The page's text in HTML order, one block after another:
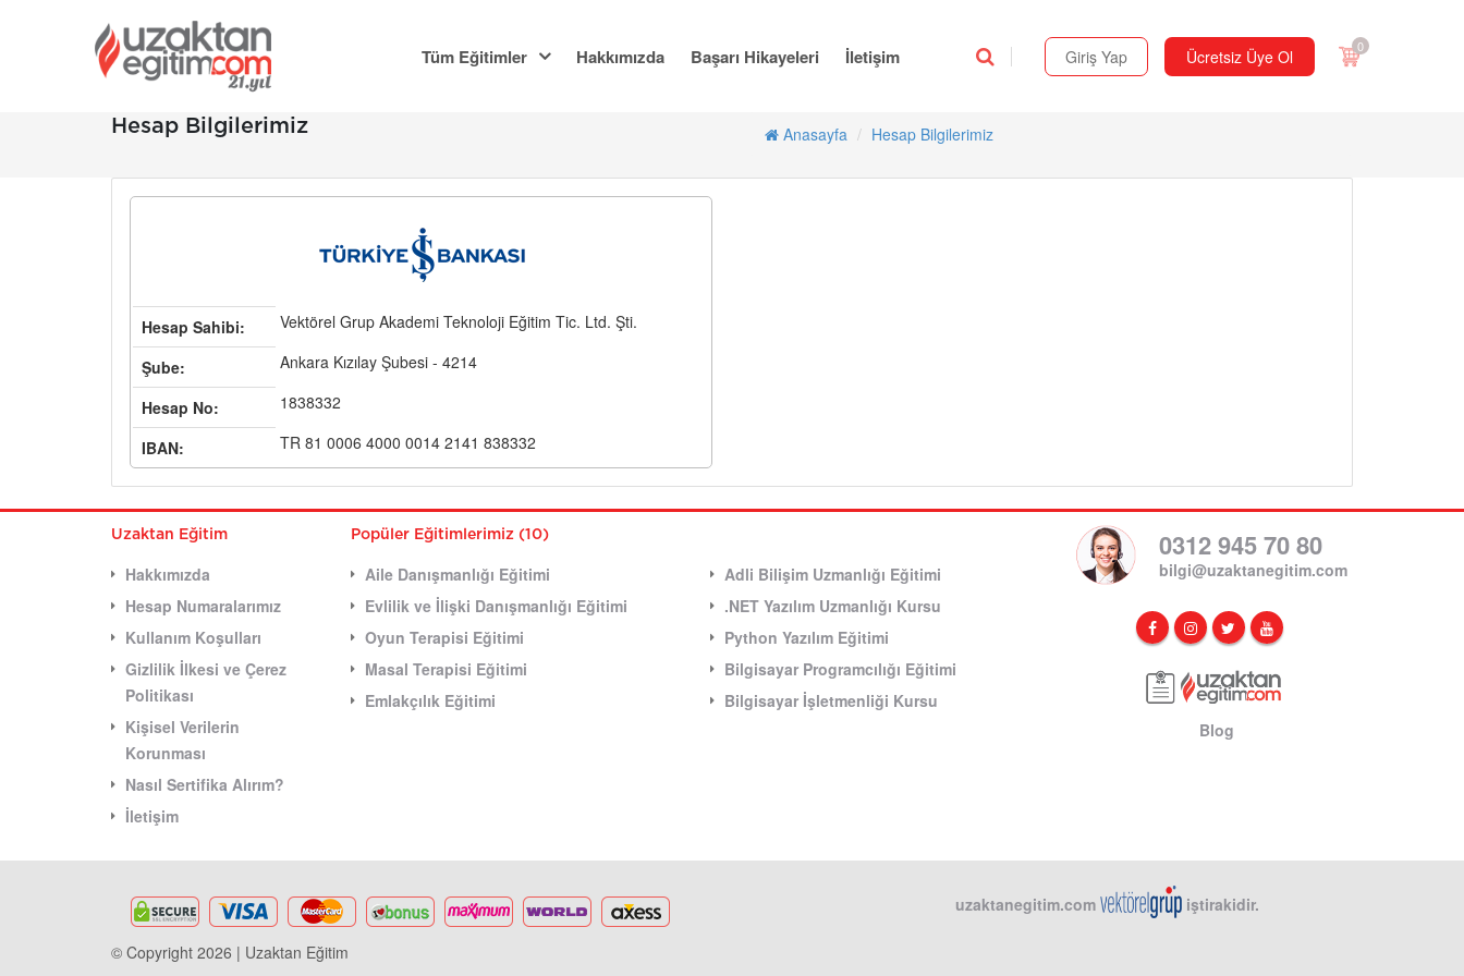
Tüm Eğitimler Hakkımızda Başarı Hikayeleri İletişim Giriş Yap Ücretsiz Üye Ol 0
Hesap Bilgilerimiz Anasayfa Hesap Bilgilerimiz
Hesap Sahibi: Vektörel Grup Akademi Teknoloji Eğitim Tic. Ltd. Şti.
Şube: Ankara Kızılay Şubesi - 4214
Hesap No: 1838332
IBAN: TR 81 0006 4000 0014 2141 838332
Uzaktan Eğitim
Hakkımızda
Hesap Numaralarımız
Kullanım Koşulları
Gizlilik İlkesi ve Çerez
Politikası
Kişisel Verilerin
Korunması
Nasıl Sertifika Alırım?
İletişim
Popüler Eğitimlerimiz (10)
Aile Danışmanlığı Eğitimi
Evlilik ve İlişki Danışmanlığı Eğitimi
Oyun Terapisi Eğitimi
Masal Terapisi Eğitimi
Emlakçılık Eğitimi
Adli Bilişim Uzmanlığı Eğitimi
.NET Yazılım Uzmanlığı Kursu
Python Yazılım Eğitimi
Bilgisayar Programcılığı Eğitimi
Bilgisayar İşletmenliği Kursu
0312 945 70 80
bilgi@uzaktanegitim.com
Blog
uzaktanegitim.com iştirakidir.
© Copyright 2026 | Uzaktan Eğitim